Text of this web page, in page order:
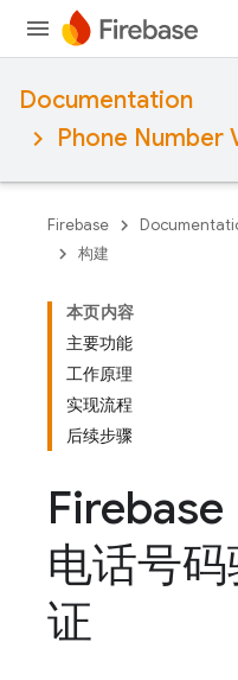
Documentation
Phone Number
Firebase
构建
本页内容
主要功能
工作原理
实现流程
后续步骤
Firebase
电话号
证